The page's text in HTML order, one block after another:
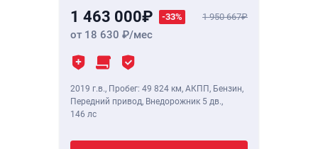
1 463 000 -33% 1 950 667
от 18 630 /мес
2019 г.в., Пробег: 49 824 км, АКПП, Бензин,
Передний привод, Внедорожник 5 дв.,
146 лс